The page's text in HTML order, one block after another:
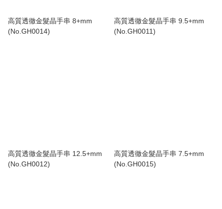
高質透徹金髮晶手串 8+mm
(No.GH0014)
高質透徹金髮晶手串 9.5+mm
(No.GH0011)
高質透徹金髮晶手串 12.5+mm
(No.GH0012)
高質透徹金髮晶手串 7.5+mm
(No.GH0015)